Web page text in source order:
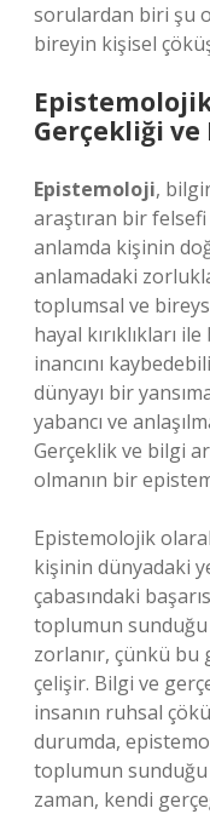
sorulardan biri şu
bireyin kişisel
Gerçekliği ve
Epistemoloji,
araştıran bir
anlamda kişinin
anlamadaki
toplumsal ve
hayal kırıklıkları
inancını
dünyayı bir
yabancı ve
Gerçeklik ve bilgi
olmanın bir
Epistemolojik
kişinin dünyadaki
çabasındaki
toplumun
zorlanır, çünkü bu
çelişir. Bilgi ve
insanın ruhsal
durumda,
toplumun sunduğu
zaman, kendi